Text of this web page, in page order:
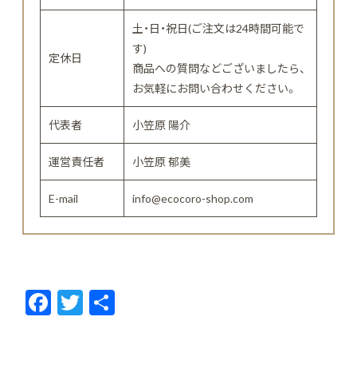
定休日
土・日・祝日(ご注文は24時間可能で
す)
商品への質問などございましたら、
お気軽にお問い合わせください。
代表者 小笠原 陽介
運営責任者 小笠原 郁美
E-mail info@ecocoro-shop.com
F
ac
T
w